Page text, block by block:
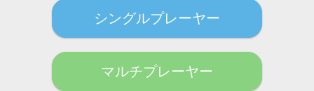
シングルプレーヤー
マルチプレーヤー